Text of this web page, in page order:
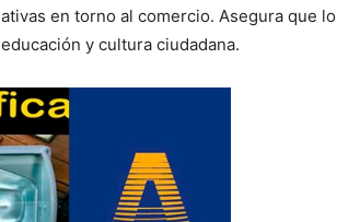
en torno al comercio. Asegura que lo
y cultura ciudadana.